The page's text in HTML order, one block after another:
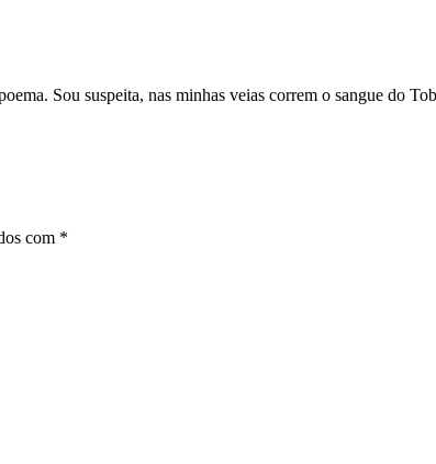
Sou suspeita, nas minhas veias correm o sangue do
com *